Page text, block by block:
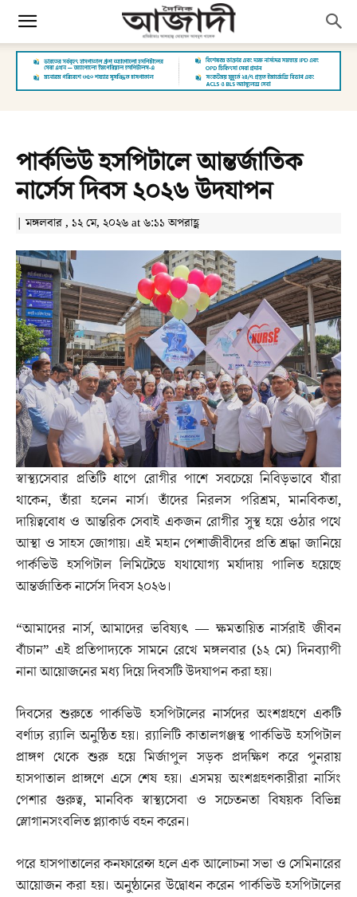
পার্কভিউ হসপিটালে আন্তর্জাতিক
নার্সেস দিবস ২০২৬ উদযাপন
| মঙ্গলবার , ১২ মে, ২০২৬ at ৬:১১ অপরাহ্ণ
স্বাস্থ্যসেবার প্রতিটি ধাপে রোগীর পাশে সবচেয়ে নিবিড়ভাবে যাঁরা
থাকেন, তাঁরা হলেন নার্স। তাঁদের নিরলস পরিশ্রম, মানবিকতা,
দায়িত্ববোধ ও আন্তরিক সেবাই একজন রোগীর সুস্থ হয়ে ওঠার পথে
আস্থা ও সাহস জোগায়। এই মহান পেশাজীবীদের প্রতি শ্রদ্ধা জানিয়ে
পার্কভিউ হসপিটাল লিমিটেডে যথাযোগ্য মর্যাদায় পালিত হয়েছে
আন্তর্জাতিক নার্সেস দিবস ২০২৬।
“আমাদের নার্স, আমাদের ভবিষ্যৎ — ক্ষমতায়িত নার্সরাই জীবন
বাঁচান” এই প্রতিপাদ্যকে সামনে রেখে মঙ্গলবার (১২ মে) দিনব্যাপী
নানা আয়োজনের মধ্য দিয়ে দিবসটি উদযাপন করা হয়।
দিবসের শুরুতে পার্কভিউ হসপিটালের নার্সদের অংশগ্রহণে একটি
বর্ণাঢ্য র‍্যালি অনুষ্ঠিত হয়। র‍্যালিটি কাতালগঞ্জস্থ পার্কভিউ হসপিটাল
প্রাঙ্গণ থেকে শুরু হয়ে মির্জাপুল সড়ক প্রদক্ষিণ করে পুনরায়
হাসপাতাল প্রাঙ্গণে এসে শেষ হয়। এসময় অংশগ্রহণকারীরা নার্সিং
পেশার গুরুত্ব, মানবিক স্বাস্থ্যসেবা ও সচেতনতা বিষয়ক বিভিন্ন
স্লোগানসংবলিত প্ল্যাকার্ড বহন করেন।
পরে হাসপাতালের কনফারেন্স হলে এক আলোচনা সভা ও সেমিনারের
আয়োজন করা হয়। অনুষ্ঠানের উদ্বোধন করেন পার্কভিউ হসপিটালের